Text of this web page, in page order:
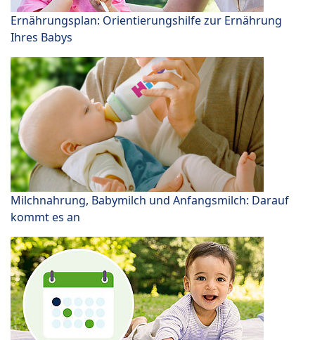
Ernährungsplan: Orientierungshilfe zur Ernährung
Ihres Babys
Milchnahrung, Babymilch und Anfangsmilch: Darauf
kommt es an